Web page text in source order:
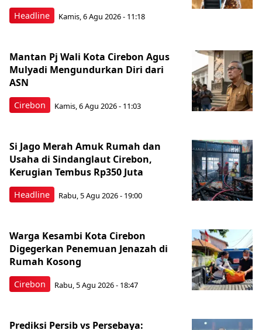
Headline Kamis, 6 Agu 2026 - 11:18
Cirebon
Mantan Pj Wali Kota Cirebon Agus
Mulyadi Mengundurkan Diri dari
ASN
Kamis, 6 Agu 2026 - 11:03
Headline
Si Jago Merah Amuk Rumah dan
Usaha di Sindanglaut Cirebon,
Kerugian Tembus Rp350 Juta
Rabu, 5 Agu 2026 - 19:00
Cirebon
Warga Kesambi Kota Cirebon
Digegerkan Penemuan Jenazah di
Rumah Kosong
Rabu, 5 Agu 2026 - 18:47
Prediksi Persib vs Persebaya: